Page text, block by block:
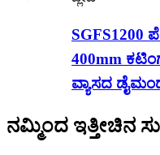
SGFS1200
400mm
ವ್ಯಾಸದ
ನಮ್ಮಿಂದ ಇತ್ತೀಚಿನ